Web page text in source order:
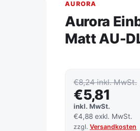
AURORA
Aurora
Matt AU-
€8,24 inkl. MwSt.
€5,81
inkl. MwSt.
€4,88 exkl. MwSt.
zzgl.Versandkosten